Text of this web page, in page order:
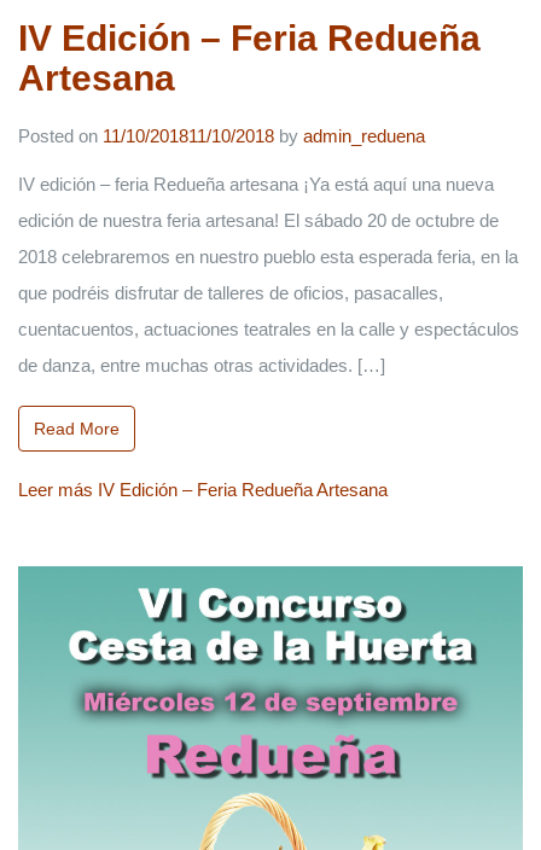
IV Edición – Feria Redueña
Artesana
Posted on 11/10/201811/10/2018 by admin_reduena
IV edición – feria Redueña artesana ¡Ya está aquí una nueva
edición de nuestra feria artesana! El sábado 20 de octubre de
2018 celebraremos en nuestro pueblo esta esperada feria, en la
que podréis disfrutar de talleres de oficios, pasacalles,
cuentacuentos, actuaciones teatrales en la calle y espectáculos
de danza, entre muchas otras actividades. […]
Read More
Leer más IV Edición – Feria Redueña Artesana